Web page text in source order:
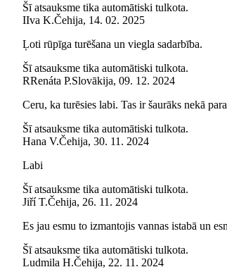
Šī atsauksme tika automātiski tulkota.
IIva K.Čehija, 14. 02. 2025
Ļoti rūpīga turēšana un viegla sadarbība.
Šī atsauksme tika automātiski tulkota.
RRenáta P.Slovākija, 09. 12. 2024
Ceru, ka turēsies labi. Tas ir šaurāks nekā
Šī atsauksme tika automātiski tulkota.
Hana V.Čehija, 30. 11. 2024
Labi
Šī atsauksme tika automātiski tulkota.
Jiří T.Čehija, 26. 11. 2024
Es jau esmu to izmantojis vannas istabā un
Šī atsauksme tika automātiski tulkota.
Ludmila H.Čehija, 22. 11. 2024